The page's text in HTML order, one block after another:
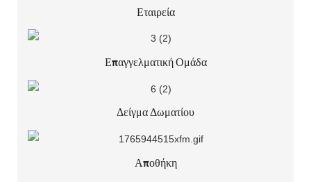
Εταιρεία
Επαγγελματική Ομάδα
Δείγμα Δωματίου
Αποθήκη